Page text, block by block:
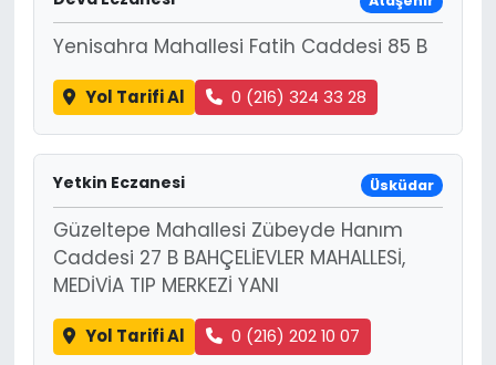
Yenisahra Mahallesi Fatih Caddesi 85 B
Yol Tarifi Al 0 (216) 324 33 28
Yetkin Eczanesi Üsküdar
Güzeltepe Mahallesi Zübeyde Hanım
Caddesi 27 B BAHÇELİEVLER MAHALLESİ,
MEDİVİA TIP MERKEZİ YANI
Yol Tarifi Al 0 (216) 202 10 07